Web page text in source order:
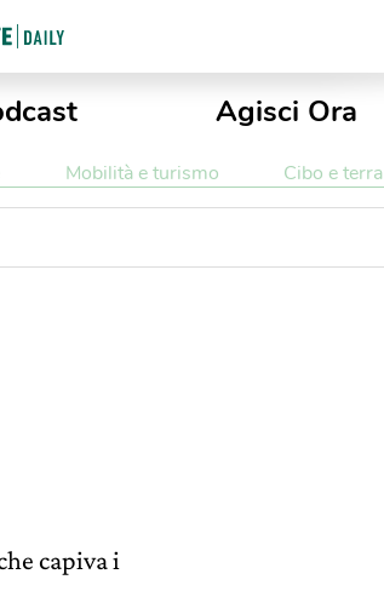
Agisci Ora
Mobilità e turismo Cibo e terra
capiva i